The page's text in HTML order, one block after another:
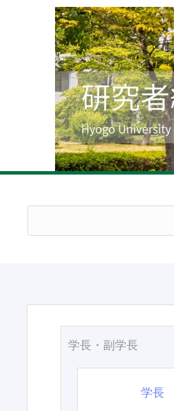
学長・副学長
学長